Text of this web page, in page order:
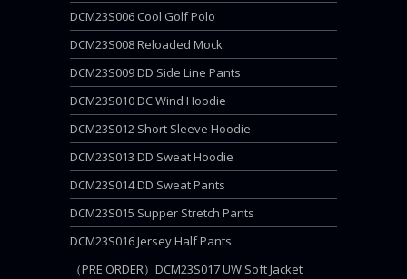
DCM23S006 Cool Golf Polo
DCM23S008 Reloaded Mock
DCM23S009 DD Side Line Pants
DCM23S010 DC Wind Hoodie
DCM23S012 Short Sleeve Hoodie
DCM23S013 DD Sweat Hoodie
DCM23S014 DD Sweat Pants
DCM23S015 Supper Stretch Pants
DCM23S016 Jersey Half Pants
（PRE ORDER）DCM23S017 UW Soft Jacket